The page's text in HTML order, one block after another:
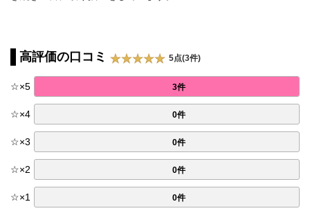
高評価の口コミ 5点(3件)
☆×5 3件
☆×4 0件
☆×3 0件
☆×2 0件
☆×1 0件